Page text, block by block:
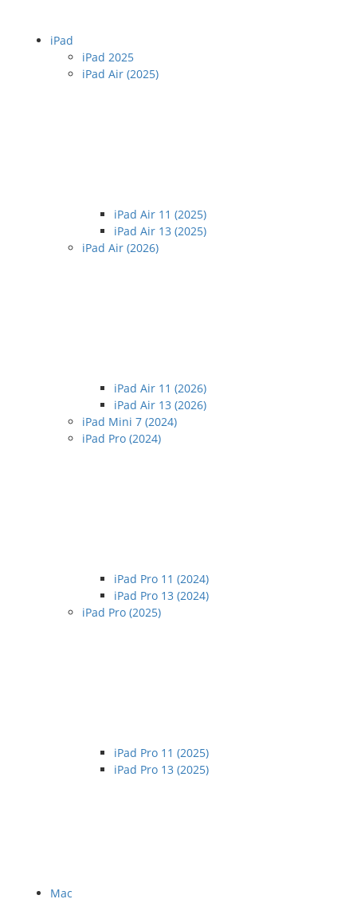
iPad
iPad 2025
iPad Air (2025)
iPad Air 11 (2025)
iPad Air 13 (2025)
iPad Air (2026)
iPad Air 11 (2026)
iPad Air 13 (2026)
iPad Mini 7 (2024)
iPad Pro (2024)
iPad Pro 11 (2024)
iPad Pro 13 (2024)
iPad Pro (2025)
iPad Pro 11 (2025)
iPad Pro 13 (2025)
Mac